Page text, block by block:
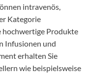
intravenös,
Kategorie
hochwertige Produkte
Infusionen und
erhalten Sie
wie beispielsweise